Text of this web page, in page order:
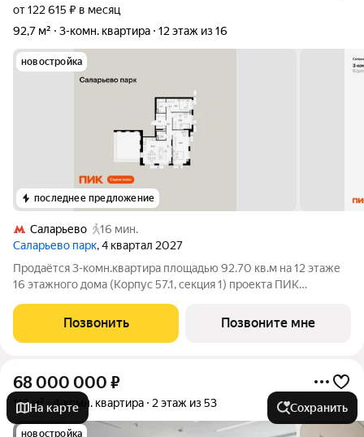
от 122 615 ₽ в месяц
92,7 м²
3-комн. квартира 12 этаж из 16
новостройка
последнее предложение
Саларьево
16 мин.
Саларьево парк, 4 квартал 2027
Продаётся 3-комн.квартира площадью 92.70 кв.м на 12 этаже
16 этажного дома (Корпус 57.1, секция 1) проекта ПИК
земли, функциональная планировка, большие окна, с отделкой.
Жилой район «Саларьево
Позвонить Позвоните мне
68 000 000 ₽
113 м² 4-комн. квартира 2 этаж из 53
новостройка
На карте Сохранить